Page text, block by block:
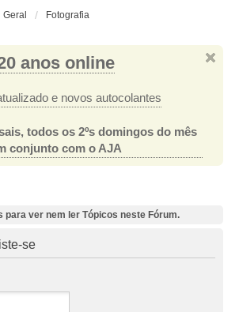
Geral Fotografia
anos online
e novos autocolantes
todos os 2ºs domingos do mês
conjunto com o AJA
para ver nem ler Tópicos neste Fórum.
se